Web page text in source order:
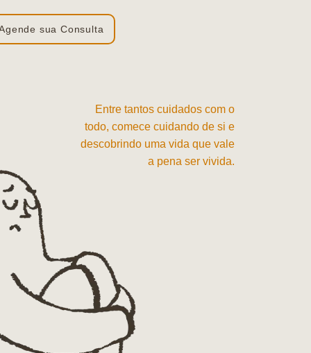
sua Consulta
Entre tantos cuidados com o
todo, comece cuidando de si e
descobrindo uma vida que vale
a pena ser vivida.